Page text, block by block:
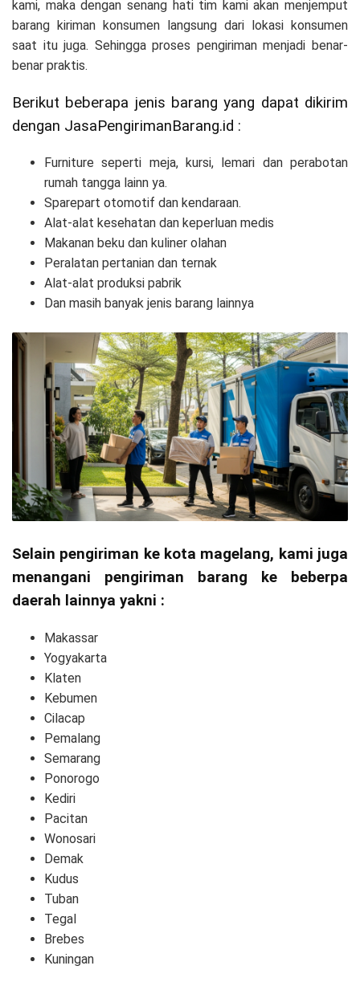
kami, maka dengan senang hati tim kami akan menjemput
barang kiriman konsumen langsung dari lokasi konsumen
saat itu juga. Sehingga proses pengiriman menjadi benar-
benar praktis.
Berikut beberapa jenis barang yang dapat dikirim
dengan JasaPengirimanBarang.id :
Furniture seperti meja, kursi, lemari dan perabotan
rumah tangga lainn ya.
Sparepart otomotif dan kendaraan.
Alat-alat kesehatan dan keperluan medis
Makanan beku dan kuliner olahan
Peralatan pertanian dan ternak
Alat-alat produksi pabrik
Dan masih banyak jenis barang lainnya
Selain pengiriman ke kota magelang, kami juga
menangani pengiriman barang ke beberpa
daerah lainnya yakni :
Makassar
Yogyakarta
Klaten
Kebumen
Cilacap
Pemalang
Semarang
Ponorogo
Kediri
Pacitan
Wonosari
Demak
Kudus
Tuban
Tegal
Brebes
Kuningan